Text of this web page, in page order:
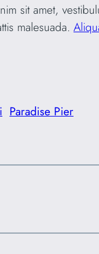
sit amet,
malesuada.
Paradise Pier